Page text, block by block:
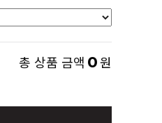
총 상품 금액 0원